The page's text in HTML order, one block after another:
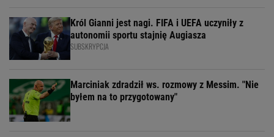
Król Gianni jest nagi. FIFA i UEFA uczyniły z
autonomii sportu stajnię Augiasza
SUBSKRYPCJA
Marciniak zdradził ws. rozmowy z Messim. "Nie
byłem na to przygotowany"